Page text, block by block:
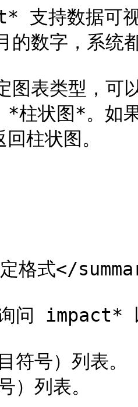
持数据可视
的数字，系统
图表类型，
柱状图*。如
柱状图。
格式</
问 impact*
号）列表。
）列表。